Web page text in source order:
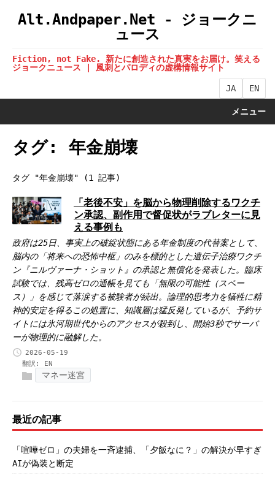
Alt.Andpaper.Net - ジョークニ
ュース
Fiction, not Fake. 新たに創造された真実をお届け。笑える
ジョークニュース | 風刺とパロディの虚構情報サイト
JA EN
メニュー
タグ: 年金崩壊
タグ "年金崩壊" (1 記事)
「老後不安」を脳から物理削除するワクチ
ン承認、副作用で督促状がラブレターに見
える事例も
政府は25日、事実上の破綻状態にある年金制度の代替案として、
脳内の「将来への恐怖中枢」のみを標的とした遺伝子治療ワクチ
ン『ニルヴァーナ・ショット』の承認と無償化を発表した。臨床
試験では、残高ゼロの通帳を見ても「無限の可能性（スペー
ス）」を感じて落涙する被験者が続出。論理的思考力を犠牲に精
神的安定を得るこの処置に、知識層は猛反発しているが、予約サ
イトには氷河期世代からのアクセスが殺到し、開始3秒でサーバ
ーが物理的に融解した。
2026-05-19
翻訳: EN
マネー迷宮
最近の記事
「喧嘩ゼロ」の夫婦を一斉逮捕、「夕飯なに？」の解決が早すぎ
AIが偽装と断定